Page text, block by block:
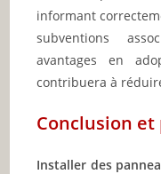
informant
subventions
avantages en
contribuera à
Conclusion et
Installer des